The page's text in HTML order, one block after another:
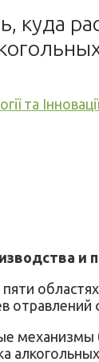
куда
та
и
пяти
механизмы